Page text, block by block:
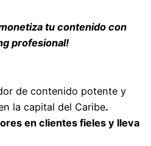
tu contenido con
profesional!
de contenido potente y
la capital del Caribe.
en clientes fieles y lleva